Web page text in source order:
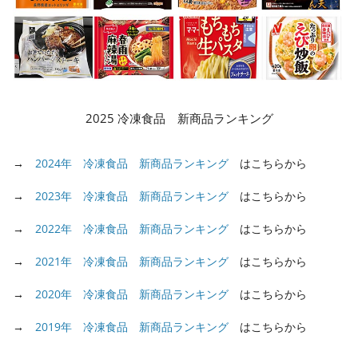
2025 冷凍食品 新商品ランキング
→ 2024年 冷凍食品 新商品ランキング はこちらから
→ 2023年 冷凍食品 新商品ランキング はこちらから
→ 2022年 冷凍食品 新商品ランキング はこちらから
→ 2021年 冷凍食品 新商品ランキング はこちらから
→ 2020年 冷凍食品 新商品ランキング はこちらから
→ 2019年 冷凍食品 新商品ランキング はこちらから